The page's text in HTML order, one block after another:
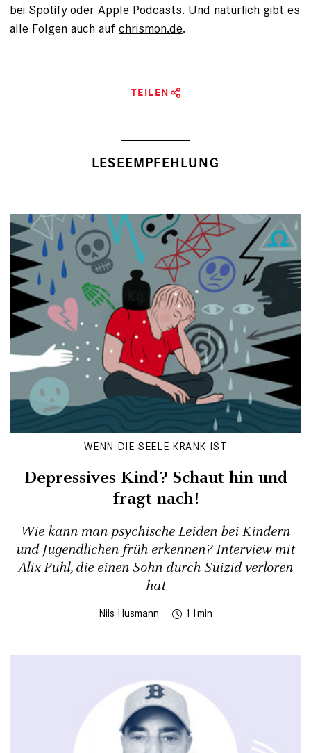
bei Spotifyoder Apple Podcasts. Und natürlich gibt es
alle Folgen auch auf chrismon.de.
TEILEN
LESEEMPFEHLUNG
WENN DIE SEELE KRANK IST
Depressives Kind? Schaut hin und
fragt nach!
Wie kann man psychische Leiden bei Kindern
und Jugendlichen früh erkennen? Interview mit
Alix Puhl, die einen Sohn durch Suizid verloren
hat
Nils Husmann 11